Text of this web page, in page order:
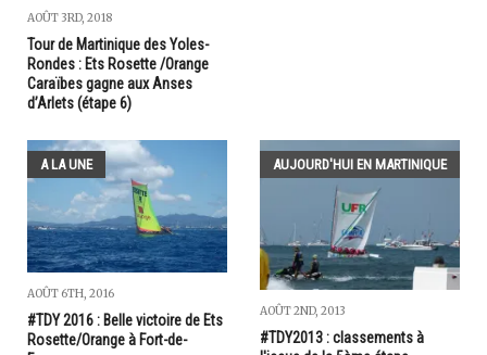
AOÛT 3RD, 2018
Tour de Martinique des Yoles-
Rondes : Ets Rosette /Orange
Caraïbes gagne aux Anses
d’Arlets (étape 6)
A LA UNE
AOÛT 6TH, 2016
#TDY 2016 : Belle victoire de Ets
Rosette/Orange à Fort-de-
AUJOURD'HUI EN MARTINIQUE
AOÛT 2ND, 2013
#TDY2013 : classements à